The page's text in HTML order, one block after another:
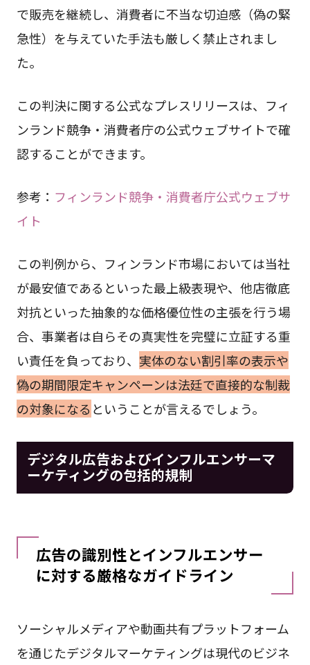
で販売を継続し、消費者に不当な切迫感（偽の緊
急性）を与えていた手法も厳しく禁止されまし
た。
この判決に関する公式なプレスリリースは、フィ
ンランド競争・消費者庁の公式ウェブサイトで確
認することができます。
参考： フィンランド競争・消費者庁公式ウェブサ
イト
この判例から、フィンランド市場においては当社
が最安値であるといった最上級表現や、他店徹底
対抗といった抽象的な価格優位性の主張を行う場
合、事業者は自らその真実性を完璧に立証する重
い責任を負っており、 実体のない割引率の表示や
偽の期間限定キャンペーンは法廷で直接的な制裁
の対象になる ということが言えるでしょう。
デジタル広告およびインフルエンサーマ
ーケティングの包括的規制
広告の識別性とインフルエンサー
に対する厳格なガイドライン
ソーシャルメディアや動画共有プラットフォーム
を通じたデジタルマーケティングは現代のビジネ